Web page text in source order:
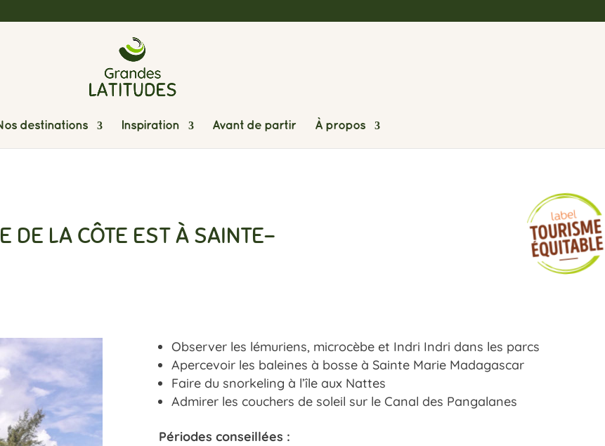
destinations Inspiration Avant de partir À propos
DE LA CÔTE EST À SAINTE-
Observer les lémuriens, microcèbe et Indri Indri dans les parcs
Apercevoir les baleines à bosse à Sainte Marie Madagascar
Faire du snorkeling à l’île aux Nattes
Admirer les couchers de soleil sur le Canal des Pangalanes
Périodes conseillées :